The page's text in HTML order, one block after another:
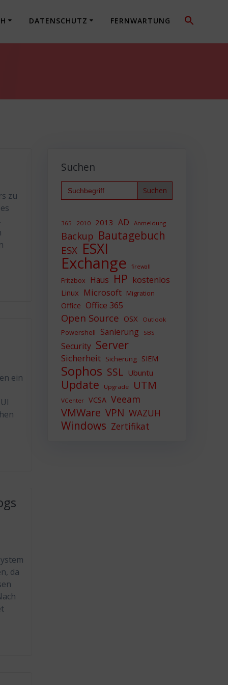
DATENSCHUTZ FERNWARTUNG
zu
ein
da
Suchen
Search
for:
365 2010 2013 AD Anmeldung
Backup Bautagebuch
ESX ESXI
Exchange firewall
Fritzbox Haus HP kostenlos
Linux Microsoft Migration
Office Office 365
Open Source OSX Outlook
Powershell Sanierung SBS
Security Server
Sicherheit Sicherung SIEM
Sophos SSL Ubuntu
Update Upgrade UTM
VCenter VCSA Veeam
VMWare VPN WAZUH
Windows Zertifikat